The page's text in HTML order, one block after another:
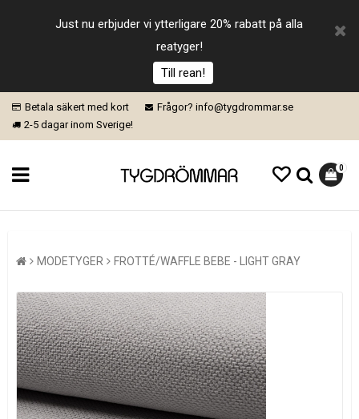
Just nu erbjuder vi ytterligare 20% rabatt på alla
reatyger!
Till rean!
Betala säkert med kort
Frågor? info@tygdrommar.se
2-5 dagar inom Sverige!
0
MODETYGER FROTTÉ/WAFFLE BEBE - LIGHT GRAY